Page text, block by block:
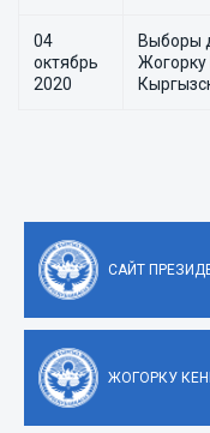
04
октябрь
2020
Выборы
САЙТ
ЖОГОРКУ